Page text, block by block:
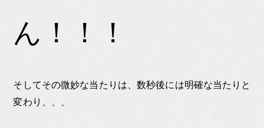
ん！！！
そしてその微妙な当たりは、数秒後には明確な当たりと
変わり、、、